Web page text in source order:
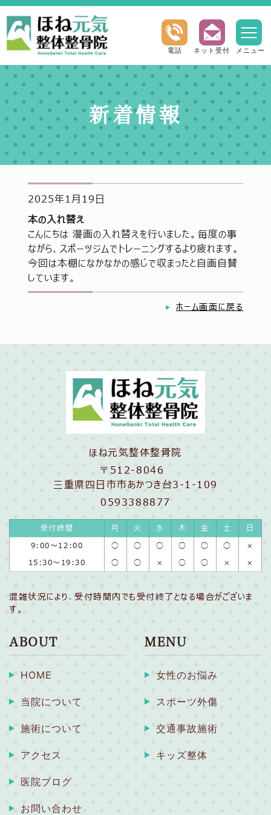
メニュー
ネット受付
電話
新着情報
2025年1月19日
本の入れ替え
こんにちは 漫画の入れ替えを行いました。毎度の事
ながら、スポーツジムでトレーニングするより疲れます。
今回は本棚になかなかの感じで収まったと自画自賛
しています。
ホーム画面に戻る
ほね元気整体整骨院
〒512-8046
三重県四日市市あかつき台3-1-109
0593388877
受付時間 月 火 水 木 金 土
日
9:00〜12:00
◯ ◯ ◯ ◯ ◯ ◯
×
15:30〜19:30
◯ ◯ × ◯ ◯ × ×
混雑状況により、受付時間内でも受付終了となる場合がございま
す。
ABOUT
HOME
当院について
施術について
アクセス
医院ブログ
お問い合わせ
MENU
女性のお悩み
スポーツ外傷
交通事故施術
キッズ整体